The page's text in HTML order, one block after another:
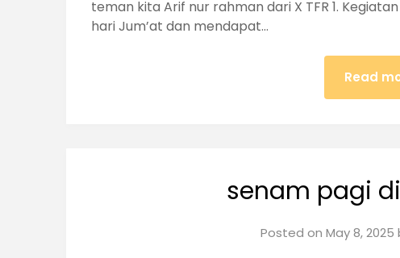
teman kita Arif nur rahman dari X TFR 1.
hari Jum’at dan mendapat…
Read
senam pagi
Posted on May 8, 2025